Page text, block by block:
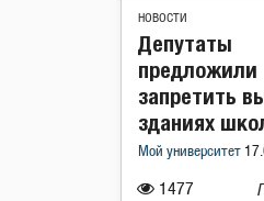
НОВОСТИ
1477
Депутаты
предложили
запретить
зданиях
Мой университет